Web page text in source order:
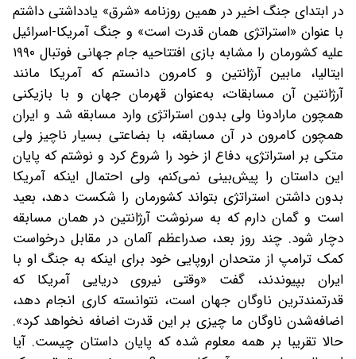
در ابتدای جنگ اخیر در همین روزنامه «شرق» یادداشتی داشتم
با عنوان «استراتژی همان قدرت است» و جنگ آمریکا-اسرائیل
علیه کشورمان را مشابه بازی افتتاحیه جام جهانی فوتبال ۱۹۹۰
ایتالیا، مابین آرژانتین و کامرون دانستم که آمریکا مانند
آرژانتین آن مسابقات، به‌عنوان قهرمان جهان و با بازیکنی
همچون مارادونا‌ ولی بدون استراتژی وارد مسابقه شد و ایران
همچون کامرون در آن مسابقه، با بضاعتی بسیار ناچیز‌ ولی
متکی بر استراتژی، دفاع از خود را شروع کرد و نوشتم که پایان
این داستان را پیش‌بینی نمی‌کنم، ولی احتمال اینکه آمریکا
بدون داشتن استراتژی‌ بتواند کشورمان را شکست دهد، بعید
است و گمان دارم که به سرنوشت آرژانتین در همان مسابقه
دچار شود. چند روز بعد، صدراعظم آلمان در مقابل درخواست
کمک ترامپ از متحدان اروپایی‌ خود برای اینکه به جنگ او با
ایران بپیوندند، گفت «وقتی نیروی دریایی آمریکا که
قدرتمندترین ناوگان جهان است، نتوانسته کاری انجام دهد،
اضافه‌شدن ناوگان ما‌ چیزی بر این قدرت اضافه نخواهد کرد».
حالا تقریبا بر همه معلوم شده که پایان داستان چیست. آیا